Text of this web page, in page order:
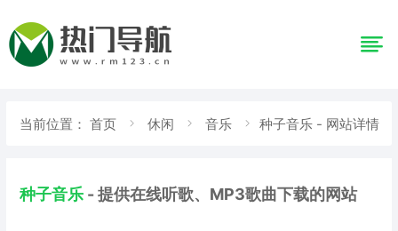
当前位置： 首页 休闲 音乐 种子音乐 - 网站详情
种子音乐 - 提供在线听歌、MP3歌曲下载的网站